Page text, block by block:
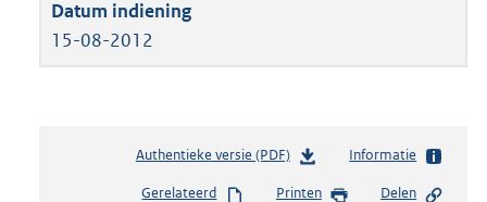
15-08-2012
Authentieke versie (PDF)b
Informatie
Gerelateerd Printen Delen